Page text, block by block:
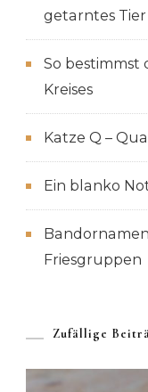
getarntes Tier
So bestimmst
Kreises
Katze Q –
Ein blanko
Friesgruppen
Zufällige